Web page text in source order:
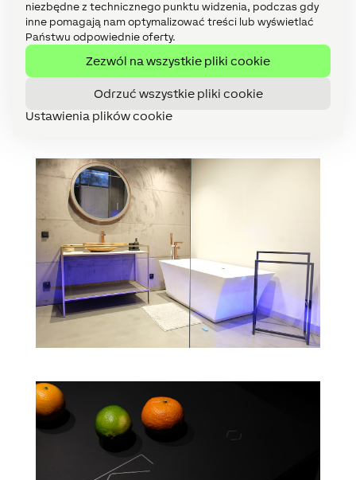
niezbędne z technicznego punktu widzenia, podczas gdy
inne pomagają nam optymalizować treści lub wyświetlać
Państwu odpowiednie oferty.
Zezwól na wszystkie pliki cookie
Odrzuć wszystkie pliki cookie
Ustawienia plików cookie